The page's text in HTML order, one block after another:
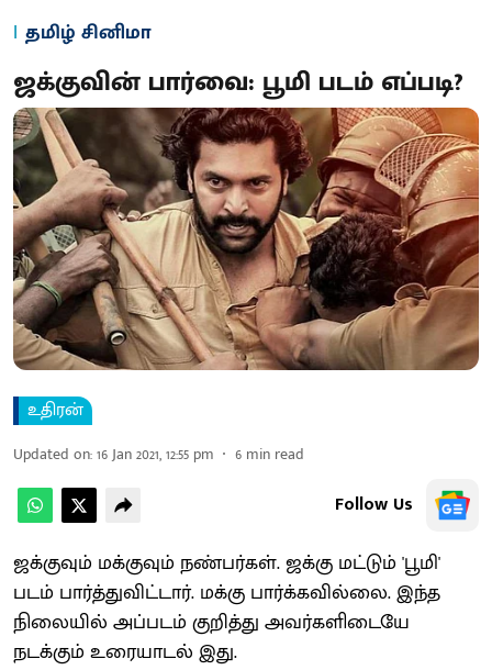
தமிழ் சினிமா
ஜக்குவின் பார்வை: பூமி படம் எப்படி?
உதிரன்
Updated on:16 Jan 2021, 12:55 pm 6 min read
Follow Us
ஜக்குவும் மக்குவும் நண்பர்கள். ஜக்கு மட்டும் 'பூமி'
படம் பார்த்துவிட்டார். மக்கு பார்க்கவில்லை. இந்த
நிலையில் அப்படம் குறித்து அவர்களிடையே
நடக்கும் உரையாடல் இது.